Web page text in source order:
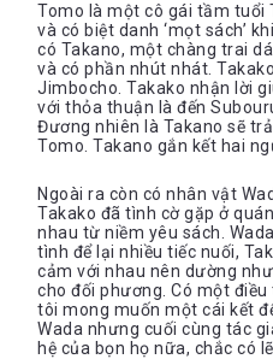
Tomo là một cô gái tầm tuổi
và có biệt danh ‘mọt sách’
có Takano, một chàng trai
và có phần nhút nhát.
Jimbocho. Takako nhận lời
với thỏa thuận là đến
Đương nhiên là Takano sẽ
Tomo. Takano gắn kết hai
Ngoài ra còn có nhân vật
Takako đã tình cờ gặp ở
nhau từ niềm yêu sách.
tình để lại nhiều tiếc nuối,
cảm với nhau nên dường
cho đối phương. Có một
tôi mong muốn một cái kết
Wada nhưng cuối cùng tác
hệ của bọn họ nữa, chắc có